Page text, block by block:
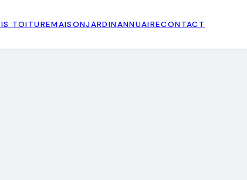
TOITUREMAISONJARDINANNUAIRECONTACT